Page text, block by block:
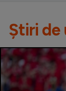
Știri de